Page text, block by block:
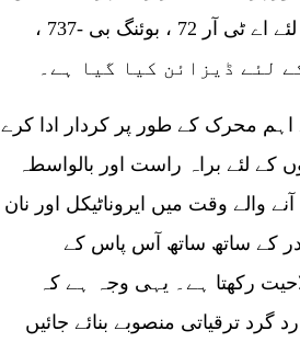
جی آئی اے کو مقامی اور بین الاقوامی روٹس کے لئے اے ٹی آر 72 ، بوئنگ بی -737 ،
اہم محرک کے طور پر کردار ادا کرے
کے لئے براہ راست اور بالواسطہ
والے وقت میں ایروناٹیکل اور نان
کے ساتھ ساتھ آس پاس کے
رکھتا ہے۔ یہی وجہ ہے کہ
گرد ترقیاتی منصوبے بنائے جائیں